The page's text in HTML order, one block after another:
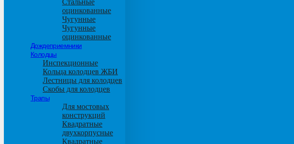
оцинкованные
Чугунные
Чугунные
оцинкованные
Дождеприемники
Колодцы
Инспекционные
Кольца колодцев ЖБИ
Лестницы для колодцев
Скобы для колодцев
Трапы
Для мостовых
конструкций
Квадратные
двухкорпусные
Квадратные